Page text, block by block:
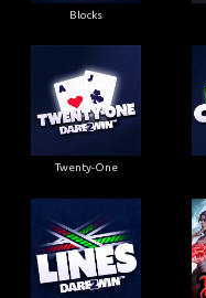
Blocks
Twenty-One